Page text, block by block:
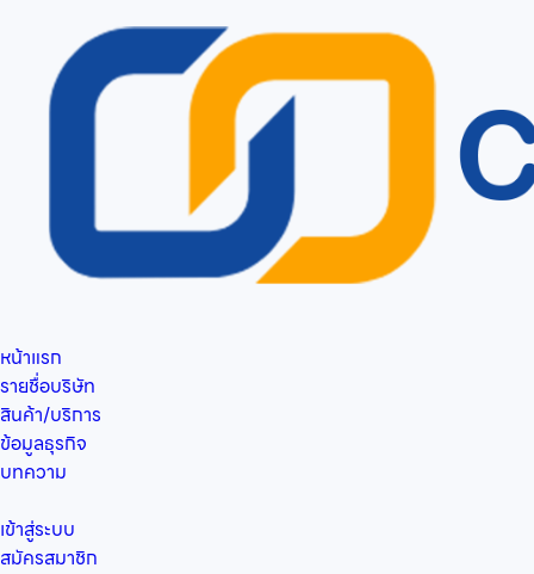
หน้าแรก
รายชื่อบริษัท
สินค้า/บริการ
ข้อมูลธุรกิจ
บทความ
เข้าสู่ระบบ
สมัครสมาชิก